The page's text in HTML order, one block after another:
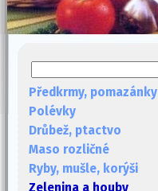
Předkrmy, pomazánky
Polévky
Drůbež, ptactvo
Maso rozličné
Ryby, mušle, korýši
Zelenina a houby